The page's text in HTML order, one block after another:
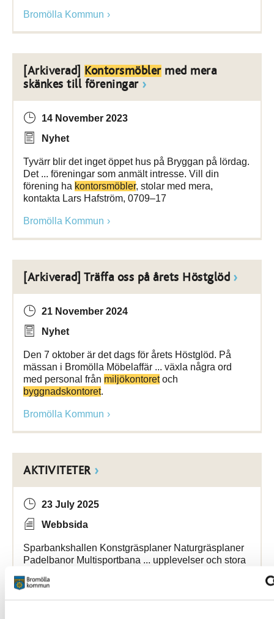
Bromölla Kommun
[Arkiverad] Kontorsmöblermed mera
skänkes till föreningar
14 November 2023
Nyhet
Tyvärr blir det inget öppet hus på Bryggan på lördag.
Det ... föreningar som anmält intresse. Vill din
förening ha kontorsmöbler, stolar med mera,
kontakta Lars Hafström, 0709–17
Bromölla Kommun
[Arkiverad] Träffa oss på årets Höstglöd
21 November 2024
Nyhet
Den 7 oktober är det dags för årets Höstglöd. På
mässan i Bromölla Möbelaffär ... växla några ord
med personal från miljökontoretoch
byggnadskontoret.
Bromölla Kommun
AKTIVITETER
23 July 2025
Webbsida
Sparbankshallen Konstgräsplaner Naturgräsplaner
Padelbanor Multisportbana ... upplevelser och stora
flexibla konferenslokaler och en konstgräsplan